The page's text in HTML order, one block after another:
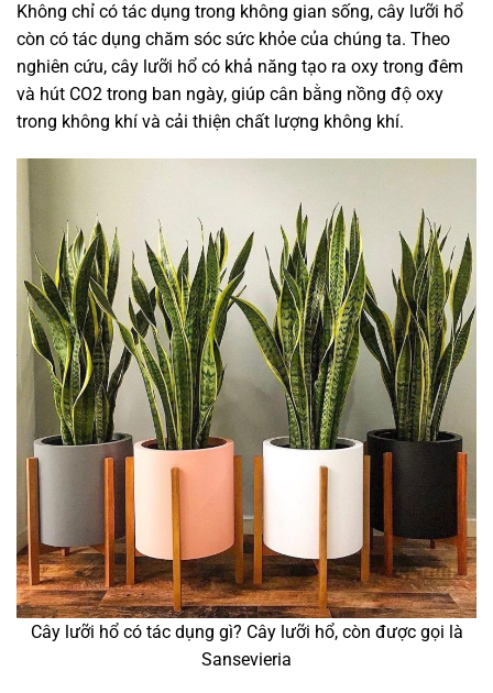
Không chỉ có tác dụng trong không gian sống, cây lưỡi hổ
còn có tác dụng chăm sóc sức khỏe của chúng ta. Theo
nghiên cứu, cây lưỡi hổ có khả năng tạo ra oxy trong đêm
và hút CO2 trong ban ngày, giúp cân bằng nồng độ oxy
trong không khí và cải thiện chất lượng không khí.
Cây lưỡi hổ có tác dụng gì? Cây lưỡi hổ, còn được gọi là
Sansevieria